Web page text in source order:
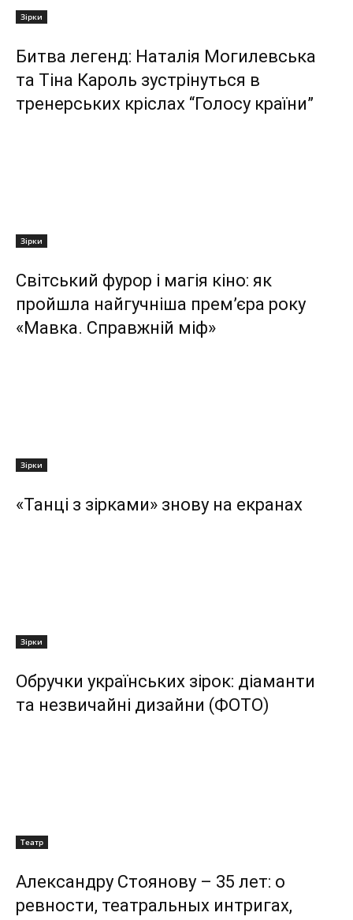
Зірки
Битва легенд: Наталія Могилевська
та Тіна Кароль зустрінуться в
тренерських кріслах “Голосу країни”
Зірки
Світський фурор і магія кіно: як
пройшла найгучніша прем’єра року
«Мавка. Справжній міф»
Зірки
«Танці з зірками» знову на екранах
Зірки
Обручки українських зірок: діаманти
та незвичайні дизайни (ФОТО)
Театр
Александру Стоянову – 35 лет: о
ревности, театральных интригах,